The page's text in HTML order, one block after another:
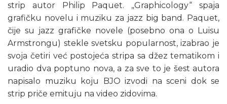
strip autor Philip Paquet. „Graphicology“ spaja
grafičku novelu i muziku za jazz big band. Paquet,
čije su jazz grafičke novele (posebno ona o Luisu
Armstrongu) stekle svetsku popularnost, izabrao je
svoja četiri već postojeća stripa sa džez tematikom i
uradio dva poptuno nova, a za sve to je šest autora
napisalo muziku koju BJO izvodi na sceni dok se
strip priče emituju na video zidovima.